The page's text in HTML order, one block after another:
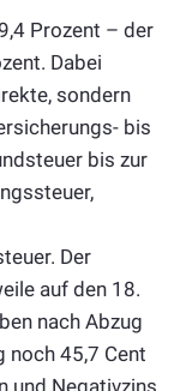
Prozent – der
Dabei
sondern
bis
bis zur
Der
auf den 18.
nach Abzug
noch 45,7 Cent